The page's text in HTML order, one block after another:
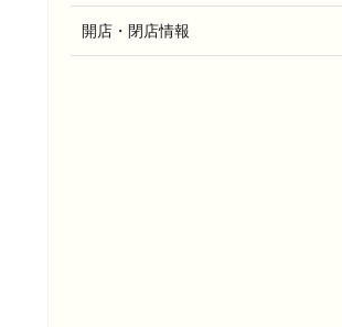
開店・閉店情報